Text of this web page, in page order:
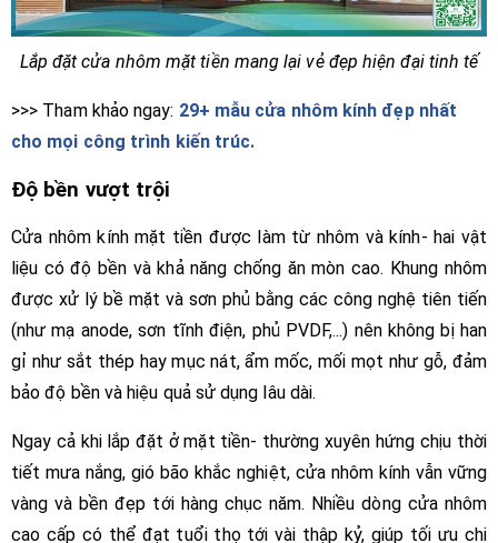
Lắp đặt cửa nhôm mặt tiền mang lại vẻ đẹp hiện đại tinh tế
>>> Tham khảo ngay: 29+ mẫu cửa nhôm kính đẹp nhất
cho mọi công trình kiến trúc.
Độ bền vượt trội
Cửa nhôm kính mặt tiền được làm từ nhôm và kính- hai vật
liệu có độ bền và khả năng chống ăn mòn cao. Khung nhôm
được xử lý bề mặt và sơn phủ bằng các công nghệ tiên tiến
(như mạ anode, sơn tĩnh điện, phủ PVDF,...) nên không bị han
gỉ như sắt thép hay mục nát, ẩm mốc, mối mọt như gỗ, đảm
bảo độ bền và hiệu quả sử dụng lâu dài.
Ngay cả khi lắp đặt ở mặt tiền- thường xuyên hứng chịu thời
tiết mưa nắng, gió bão khắc nghiệt, cửa nhôm kính vẫn vững
vàng và bền đẹp tới hàng chục năm. Nhiều dòng cửa nhôm
cao cấp có thể đạt tuổi thọ tới vài thập kỷ, giúp tối ưu chi